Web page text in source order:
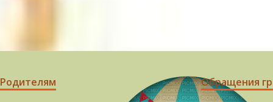
Родителям Обращения